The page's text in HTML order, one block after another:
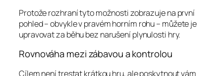
Protože rozhraní tyto možnosti zobrazuje na první
pohled – obvykle v pravém horním rohu – můžete je
upravovat za běhu bez narušení plynulosti hry.
Rovnováha mezi zábavou a kontrolou
Cílem není trestat krátkou hru, ale poskytnout vám